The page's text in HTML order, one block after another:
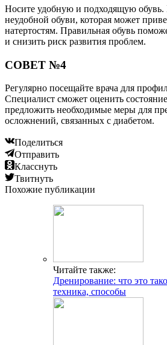
Носите удобную и подходящую обувь.
неудобной обуви, которая может
натертостям. Правильная обувь
и снизить риск развития проблем.
СОВЕТ №4
Регулярно посещайте врача для
Специалист сможет оценить
предложить необходимые меры для
осложнений, связанных с диабетом.
Поделиться
Отправить
Класснуть
Твитнуть
Похожие публикации
Читайте также:
Дренирование: что это
техника, способы